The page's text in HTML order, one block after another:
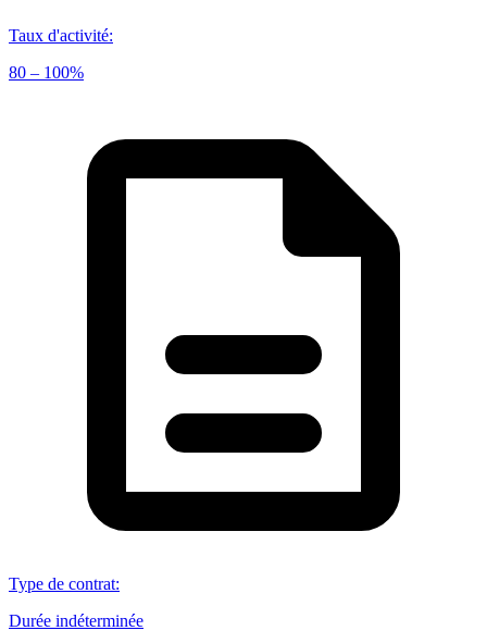
Taux d'activité:
80 – 100%
Type de contrat:
Durée indéterminée